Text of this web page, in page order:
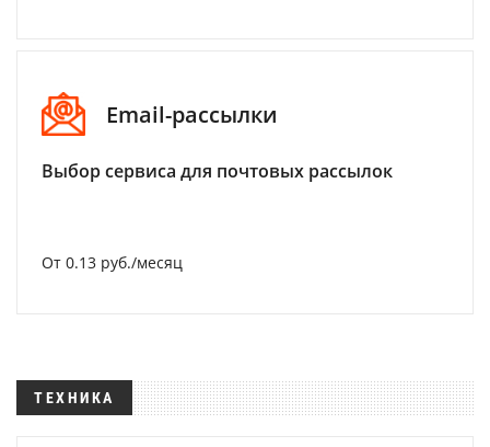
Email-рассылки
Выбор сервиса для почтовых рассылок
От 0.13 руб./месяц
ТЕХНИКА